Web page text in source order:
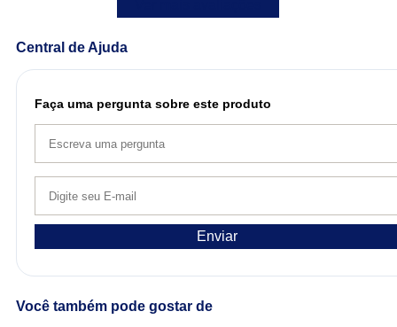
Central de Ajuda
Faça uma pergunta sobre este produto
Enviar
Você também pode gostar de